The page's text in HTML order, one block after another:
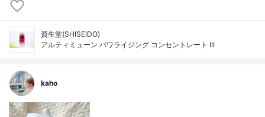
資生堂(SHISEIDO)
アルティミューン パワライジング コンセントレート III
kaho